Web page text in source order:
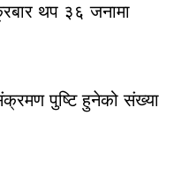
थप ३६ जनामा
पुष्टि हुनेको संख्या